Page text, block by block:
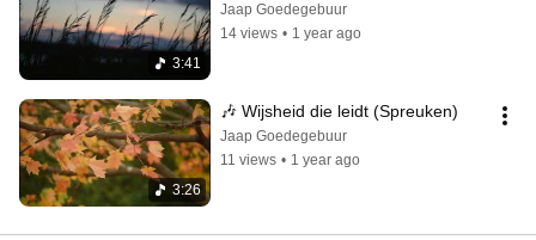
3:41
Jaap Goedegebuur
14 views • 1 year ago
3:26
🎶 Wijsheid die leidt (Spreuken)
Jaap Goedegebuur
11 views • 1 year ago